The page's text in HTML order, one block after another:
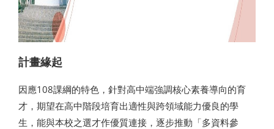
計畫緣起
因應108課綱的特色，針對高中端強調核心素養導向的育
才，期望在高中階段培育出適性與跨領域能力優良的學
生，能與本校之選才作優質連接，逐步推動「多資料參